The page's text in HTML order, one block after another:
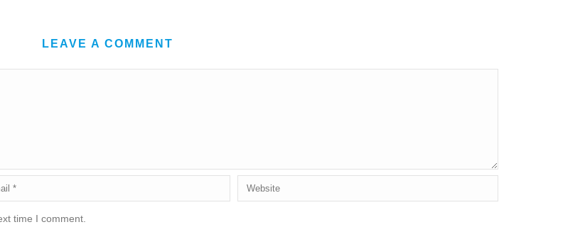
LEAVE A COMMENT
time I comment.